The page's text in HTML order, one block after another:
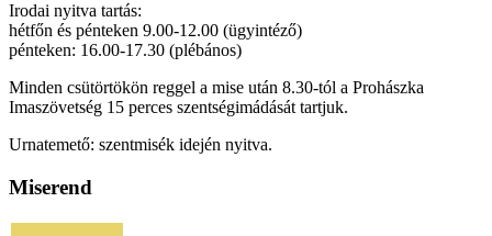
Irodai nyitva tartás:
hétfőn és pénteken 9.00-12.00 (ügyintéző)
pénteken: 16.00-17.30 (plébános)
Minden csütörtökön reggel a mise után 8.30-tól a Prohászka
Imaszövetség 15 perces szentségimádását tartjuk.
Urnatemető: szentmisék idején nyitva.
Miserend